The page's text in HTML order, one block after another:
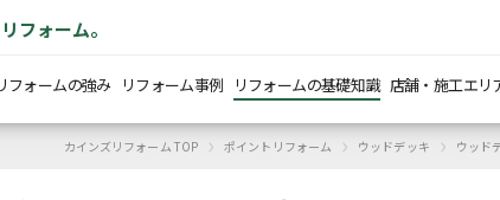
フォーム。
フォームの強み リフォーム事例 リフォームの基礎知識 店舗・施工エリ
カインズリフォーム TOP › ポイントリフォーム › ウッドデッキ › ウッド